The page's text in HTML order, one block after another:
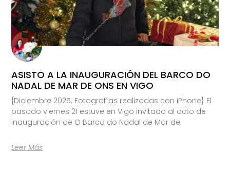
ASISTO A LA INAUGURACIÓN DEL BARCO DO
NADAL DE MAR DE ONS EN VIGO
{Diciembre 2025. Fotografías realizadas con iPhone} El
pasado viernes 21 estuve en Vigo invitada al acto de
inauguración de O Barco do Nadal de Mar de
Leer Más